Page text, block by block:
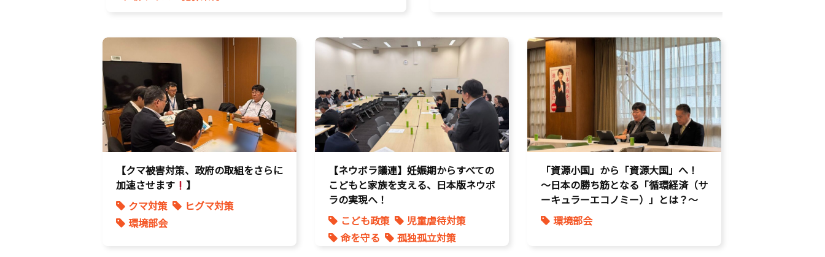
【クマ被害対策、政府の取組をさらに
加速させます
】
クマ対策
ヒグマ対策
環境部会
【ネウボラ議連】妊娠期からすべての
こどもと家族を支える、日本版ネウボ
ラの実現へ！
こども政策
児童虐待対策
命を守る
孤独孤立対策
「資源小国」から「資源大国」へ！
〜日本の勝ち筋となる「循環経済（サ
ーキュラーエコノミー）」とは？〜
環境部会